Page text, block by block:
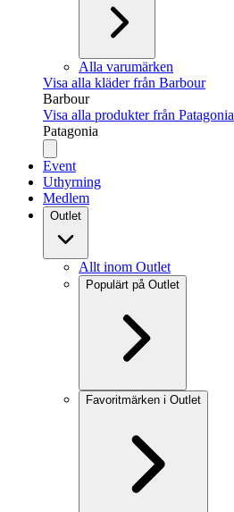
Alla varumärken
Visa alla kläder från Barbour
Barbour
Visa alla produkter från Patagonia
Patagonia
Event
Uthyrning
Medlem
Outlet
Allt inom Outlet
Populärt på Outlet
Favoritmärken i Outlet